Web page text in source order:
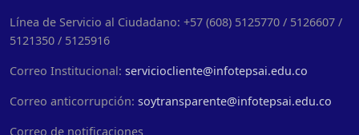
Línea de Servicio al Ciudadano: +57 (608) 5125770 / 5126607 /
5121350 / 5125916
Correo Institucional: serviciocliente@infotepsai.edu.co
Correo anticorrupción: soytransparente@infotepsai.edu.co
Correo de notificaciones